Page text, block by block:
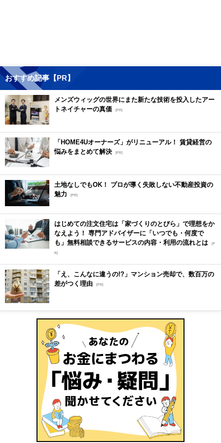
おすすめ記事【PR】
メンズウィッグの世界にまた新たな技術を投入したアー
トネイチャーの真価
[PR]
「HOME4Uオーナーズ」がリニューアル！ 賃貸経営の
悩みをまとめて解決 [PR]
土地なしでもOK！ プロが導く失敗しない不動産投資の
魅力
[PR]
はじめての注文住宅は「家づくりのとびら」で理想をか
なえよう！ 専門アドバイザーに「いつでも・何度で
も」無料相談できるサービスの内容・利用の流れとは [P
R]
「え、こんなに違うの!?」マンション売却で、数百万の
差がつく理由 [PR]